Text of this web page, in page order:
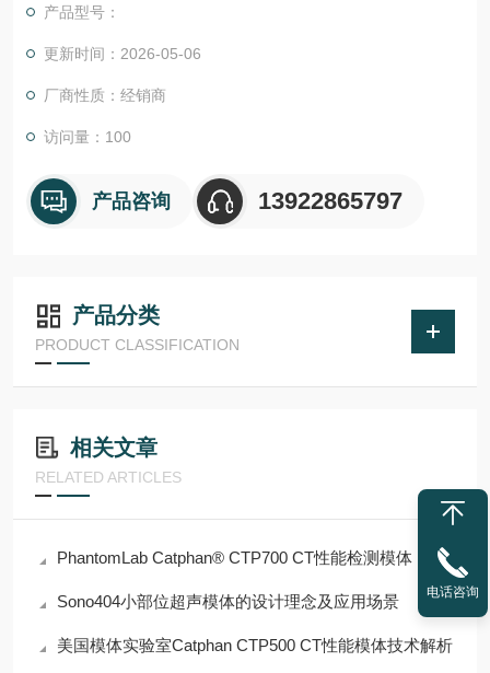
备，可真实还原人体心脏超声成像与穿刺手感。
产品型号：
更新时间：2026-05-06
厂商性质：经销商
访问量：100
产品咨询 13922865797
产品分类
PRODUCT CLASSIFICATION
相关文章
RELATED ARTICLES
PhantomLab Catphan® CTP700 CT性能检测模体
Sono404小部位超声模体的设计理念及应用场景
美国模体实验室Catphan CTP500 CT性能模体技术解析
电话咨询